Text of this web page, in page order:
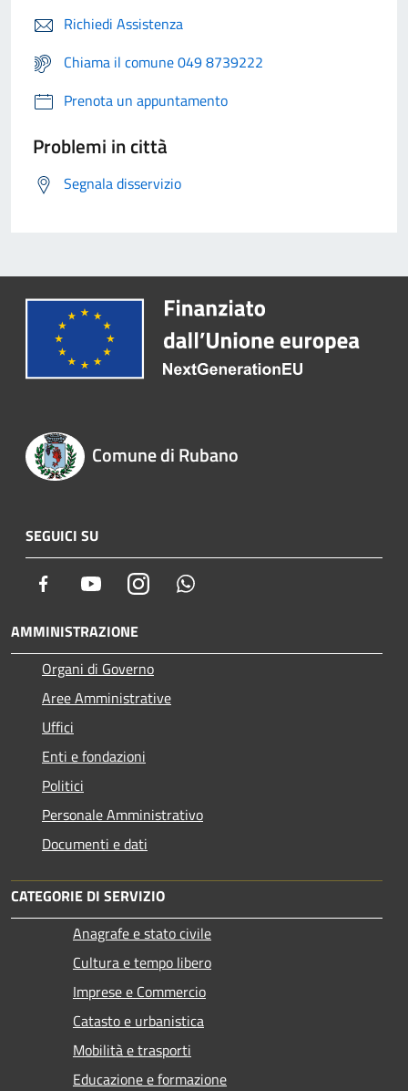
Richiedi Assistenza
Chiama il comune 049 8739222
Prenota un appuntamento
Problemi in città
Segnala disservizio
Comune di Rubano
SEGUICI SU
Facebook YoutubeInstagram
AMMINISTRAZIONE
Organi di Governo
Aree Amministrative
Uffici
Enti e fondazioni
Politici
Personale Amministrativo
Documenti e dati
CATEGORIE DI SERVIZIO
Anagrafe e stato civile
Cultura e tempo libero
Imprese e Commercio
Catasto e urbanistica
Mobilità e trasporti
Educazione e formazione